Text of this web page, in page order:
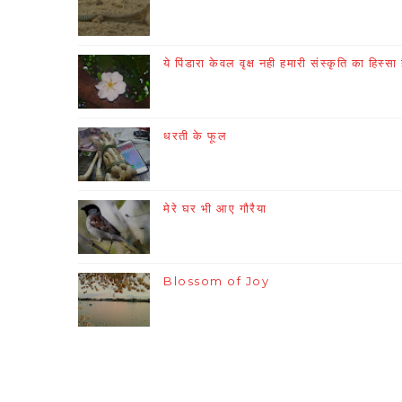
ये पिंडारा केवल वृक्ष नही हमारी संस्कृति का हिस्सा
धरती के फूल
मेरे घर भी आए गौरैया
Blossom of Joy